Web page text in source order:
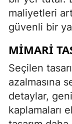
maliyetleri
güvenli bir
MIMARI
Seçilen
azalmasına
detaylar,
kaplamaları